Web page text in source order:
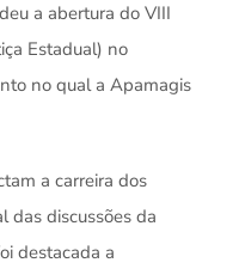
a abertura do VIII
Estadual) no
no qual a Apamagis
a carreira dos
das discussões da
destacada a